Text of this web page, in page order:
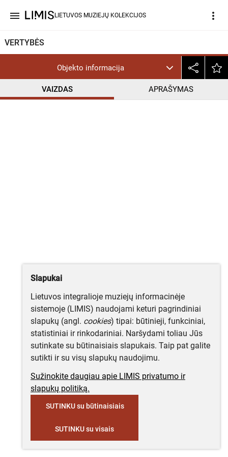
menu LIETUVOS MUZIEJŲ KOLEKCIJOS more_vert
VERTYBĖS
Objekto informacija
VAIZDAS APRAŠYMAS
Slapukai
Lietuvos integralioje muziejų informacinėje
sistemoje (LIMIS) naudojami keturi pagrindiniai
slapukų (angl. cookies) tipai: būtinieji, funkciniai,
statistiniai ir rinkodariniai. Naršydami toliau Jūs
sutinkate su būtinaisiais slapukais. Taip pat galite
sutikti ir su visų slapukų naudojimu.
Sužinokite daugiau apie LIMIS privatumo ir
slapukų politiką.
SUTINKU su būtinaisiais
SUTINKU su visais